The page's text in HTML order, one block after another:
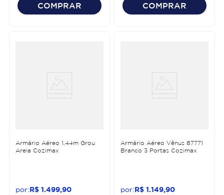
COMPRAR COMPRAR
Armário Aéreo 1,44m Grou
Areia Cozimax
R$ 1 499 90
Armário Aéreo Vênus 87771
Branco 3 Portas Cozimax
R$ 1 149 90